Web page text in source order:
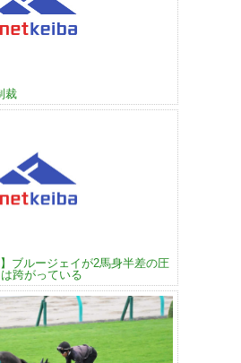
裁
ブルージェイが2馬身半差の圧
跨がっている